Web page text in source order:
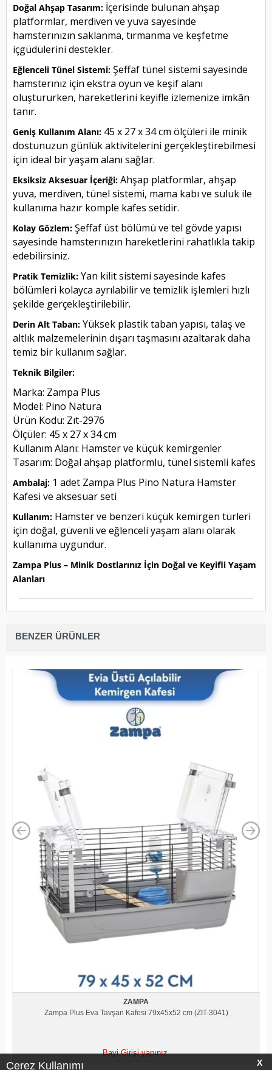
X
Çerez Kullanımı
Doğal Ahşap Tasarım: İçerisinde bulunan ahşap
platformlar, merdiven ve yuva sayesinde
hamsterınızın saklanma, tırmanma ve keşfetme
içgüdülerini destekler.
Eğlenceli Tünel Sistemi: Şeffaf tünel sistemi sayesinde
hamsterınız için ekstra oyun ve keşif alanı
oluştururken, hareketlerini keyifle izlemenize imkân
tanır.
Geniş Kullanım Alanı: 45 x 27 x 34 cm ölçüleri ile minik
dostunuzun günlük aktivitelerini gerçekleştirebilmesi
için ideal bir yaşam alanı sağlar.
Eksiksiz Aksesuar İçeriği: Ahşap platformlar, ahşap
yuva, merdiven, tünel sistemi, mama kabı ve suluk ile
kullanıma hazır komple kafes setidir.
Kolay Gözlem: Şeffaf üst bölümü ve tel gövde yapısı
sayesinde hamsterınızın hareketlerini rahatlıkla takip
edebilirsiniz.
Pratik Temizlik: Yan kilit sistemi sayesinde kafes
bölümleri kolayca ayrılabilir ve temizlik işlemleri hızlı
şekilde gerçekleştirilebilir.
Derin Alt Taban: Yüksek plastik taban yapısı, talaş ve
altlık malzemelerinin dışarı taşmasını azaltarak daha
temiz bir kullanım sağlar.
Teknik Bilgiler:
Marka: Zampa Plus
Model: Pino Natura
Ürün Kodu: Zıt-2976
Ölçüler: 45 x 27 x 34 cm
Kullanım Alanı: Hamster ve küçük kemirgenler
Tasarım: Doğal ahşap platformlu, tünel sistemli kafes
Ambalaj: 1 adet Zampa Plus Pino Natura Hamster
Kafesi ve aksesuar seti
Kullanım: Hamster ve benzeri küçük kemirgen türleri
için doğal, güvenli ve eğlenceli yaşam alanı olarak
kullanıma uygundur.
Zampa Plus – Minik Dostlarınız İçin Doğal ve Keyifli Yaşam
Alanları
BENZER ÜRÜNLER
ZAMPA
Zampa Plus Cavia 120 Tavşan Kafesi Bronz/Antrasit
Bayi Girişi yapınız.